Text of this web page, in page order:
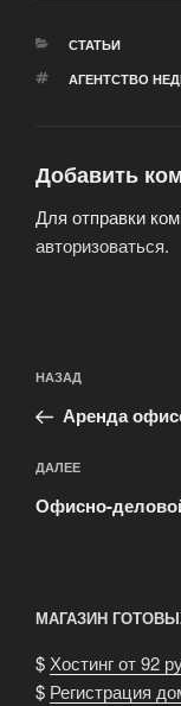
РУБРИКИ
СТАТЬИ
МЕТКИ
АГЕНТСТВО
Добавить
Для отправки
авторизоваться.
по
записям
Предыдущая
запись:
НАЗАД
Аренда
Следующая
запись
ДАЛЕЕ
Офисно-
МАГАЗИН
$Хостинг от 92
$ Регистрация